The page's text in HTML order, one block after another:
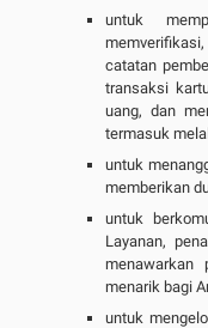
untuk
catatan
transaksi
uang, dan
termasuk
untuk
memberikan
untuk
Layanan,
menarik bagi
untuk